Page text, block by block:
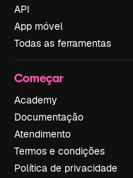
API
App móvel
Todas as ferramentas
Começar
Academy
Documentação
Atendimento
Termos e condições
Política de privacidade